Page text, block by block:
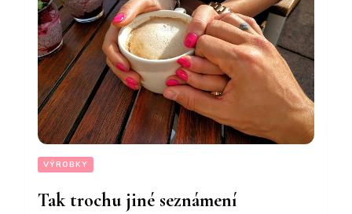
VÝROBKY
Tak trochu jiné seznámení